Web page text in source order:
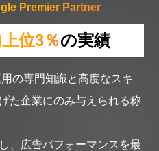
Premier Partner
位3％の実績
の専門知識と高度なスキ
た企業にのみ与えられる称
、広告パフォーマンスを最